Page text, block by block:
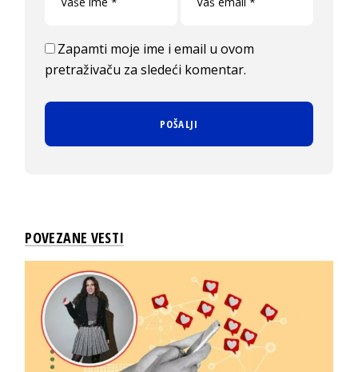
Zapamti moje ime i email u ovom
pretraživaču za sledeći komentar.
POVEZANE VESTI